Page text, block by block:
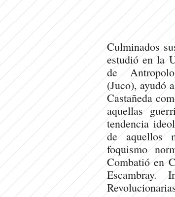
Culminados
estudió en la
de
(Juco), ayudó
Castañeda
aquellas
tendencia
de aquellos
foquismo
Combatió en